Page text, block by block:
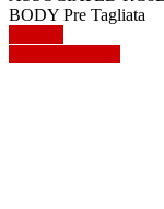
BODY Pre Tagliata